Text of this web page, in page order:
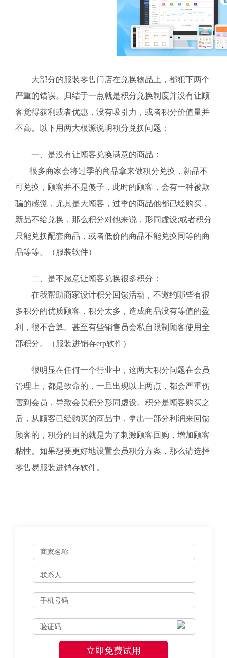
大部分的服装零售门店在兑换物品上，都犯下两个
严重的错误。归结于一点就是积分兑换制度并没有让顾
客觉得获利或者优惠，没有吸引力，或者积分价值量并
不高。以下用两大根源说明积分兑换问题：
一、是没有让顾客兑换满意的商品：
很多商家会将过季的商品拿来做积分兑换，新品不
可兑换，顾客并不是傻子，此时的顾客，会有一种被欺
骗的感觉，尤其是大顾客，过季的商品他都已经购买，
新品不给兑换，那么积分对他来说，形同虚设;或者积分
只能兑换配套商品，或者低价的商品不能兑换同等的商
品等等。（服装软件）
二、是不愿意让顾客兑换很多积分：
在我帮助商家设计积分回馈活动，不邀约哪些有很
多积分的优质顾客，积分太多，造成商品没有等值的盈
利，很不合算。甚至有些销售员会私自限制顾客使用全
部积分。（服装进销存erp软件）
很明显在任何一个行业中，这两大积分问题在会员
管理上，都是致命的，一旦出现以上两点，都会严重伤
害到会员，导致会员积分形同虚设。积分是顾客购买之
后，从顾客已经购买的商品中，拿出一部分利润来回馈
顾客的，积分的目的就是为了刺激顾客回购，增加顾客
粘性。如果想要更好地设置会员积分方案，那么请选择
零售易服装进销存软件。